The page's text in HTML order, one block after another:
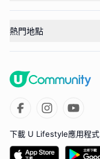
熱門地點
下載 U Lifestyle應用程式